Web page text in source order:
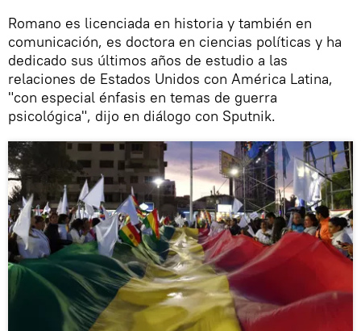
Romano es licenciada en historia y también en
comunicación, es doctora en ciencias políticas y ha
dedicado sus últimos años de estudio a las
relaciones de Estados Unidos con América Latina,
"con especial énfasis en temas de guerra
psicológica", dijo en diálogo con Sputnik.